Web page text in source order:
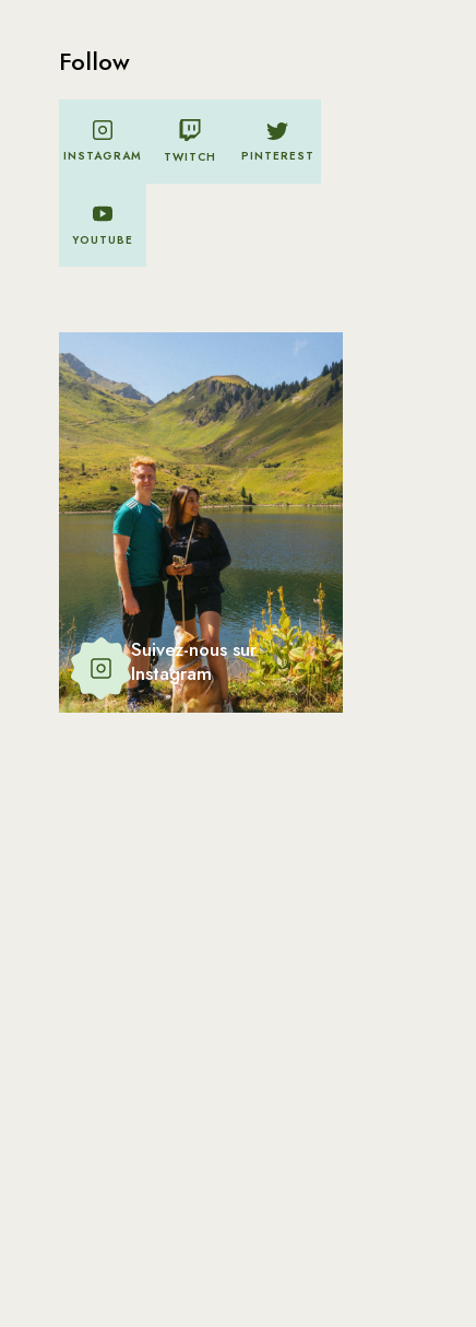
Follow
INSTAGRAM TWITCH PINTEREST
YOUTUBE
Suivez-nous sur
Instagram